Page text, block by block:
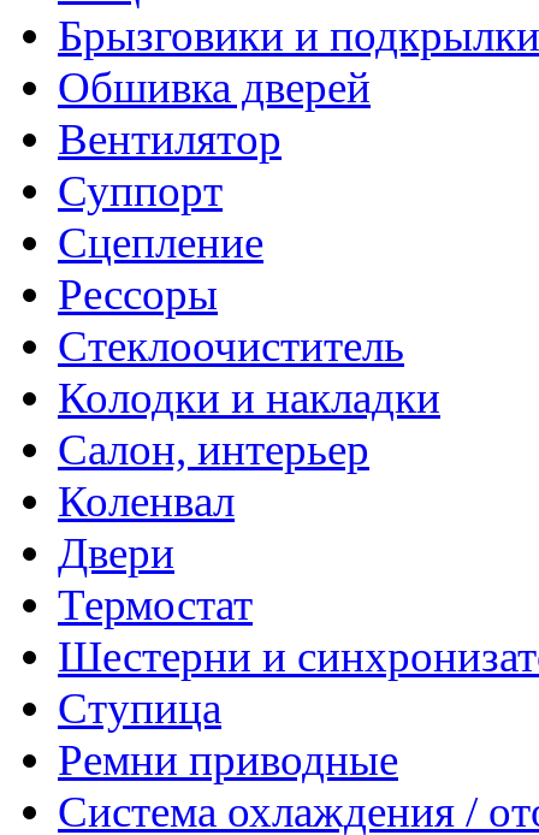
Брызговики и подкрылки
Обшивка дверей
Вентилятор
Суппорт
Сцепление
Рессоры
Стеклоочиститель
Колодки и накладки
Салон, интерьер
Коленвал
Двери
Термостат
Шестерни и
Ступица
Ремни приводные
Система охлаждения /